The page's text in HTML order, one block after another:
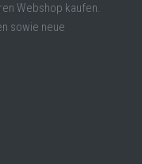
Webshop kaufen.
sowie neue